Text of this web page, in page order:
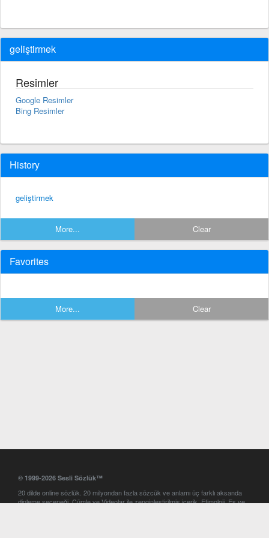
geliştirmek
Resimler
Google Resimler
Bing Resimler
History
geliştirmek
More... Clear
Favorites
More... Clear
© 1999-2026 Sesli Sözlük™
20 dilde online sözlük. 20 milyondan fazla sözcük ve anlamı üç farklı aksanda
dinleme seçeneği. Cümle ve Videolar ile zenginleştirilmiş içerik. Etimoloji, Eş ve